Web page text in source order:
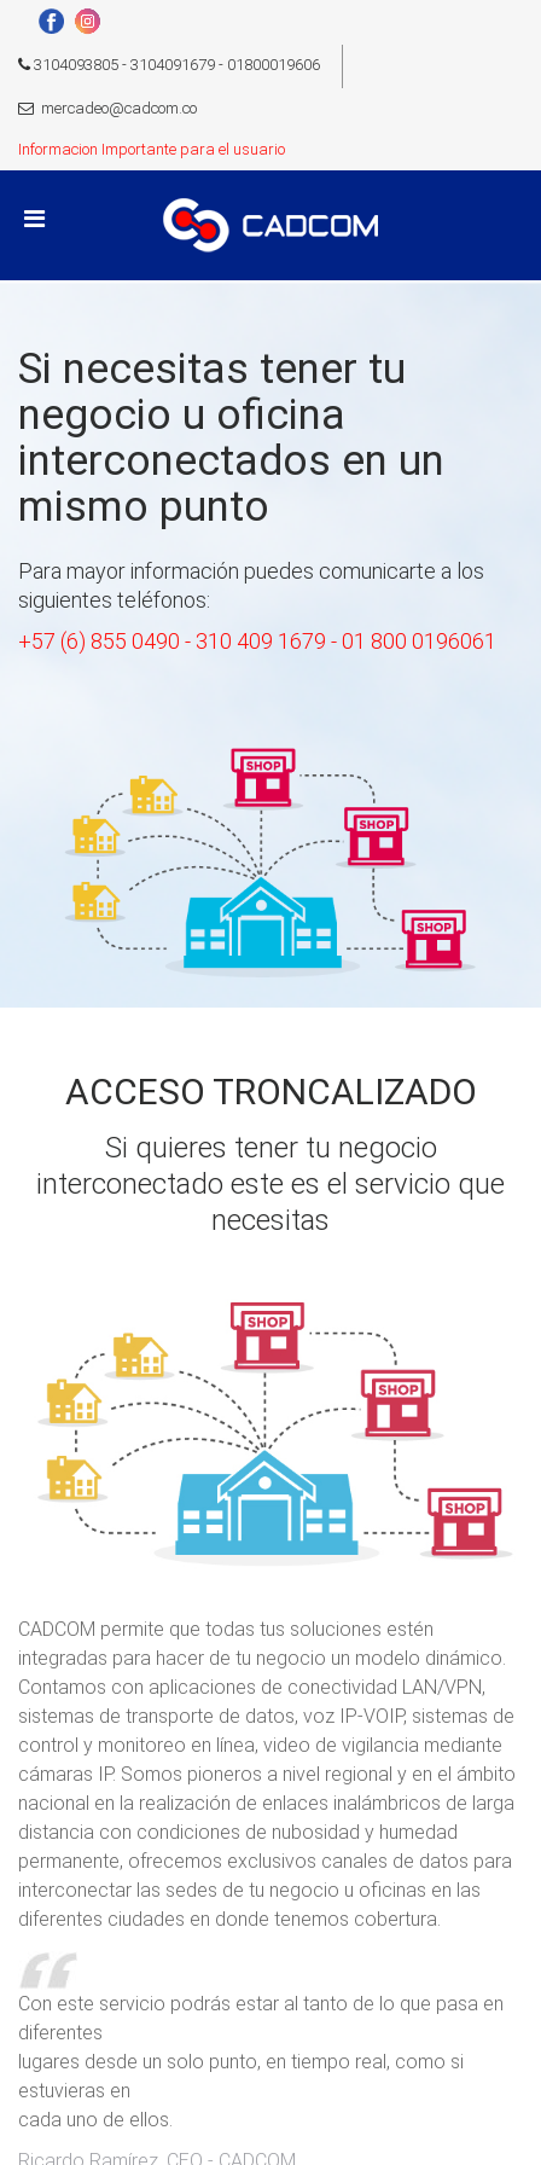
3104093805 - 3104091679 - 01800019606
mercadeo@cadcom.co
Informacion Importante para el usuario
Si necesitas tener tu
negocio u oficina
interconectados en un
mismo punto
Para mayor información puedes comunicarte a los
siguientes teléfonos:
+57 (6) 855 0490 - 310 409 1679 - 01 800 0196061
ACCESO TRONCALIZADO
Si quieres tener tu negocio
interconectado este es el servicio que
necesitas
CADCOM permite que todas tus soluciones estén
integradas para hacer de tu negocio un modelo dinámico.
Contamos con aplicaciones de conectividad LAN/VPN,
sistemas de transporte de datos, voz IP-VOIP, sistemas de
control y monitoreo en línea, video de vigilancia mediante
cámaras IP. Somos pioneros a nivel regional y en el ámbito
nacional en la realización de enlaces inalámbricos de larga
distancia con condiciones de nubosidad y humedad
permanente, ofrecemos exclusivos canales de datos para
interconectar las sedes de tu negocio u oficinas en las
diferentes ciudades en donde tenemos cobertura.
Con este servicio podrás estar al tanto de lo que pasa en
diferentes
lugares desde un solo punto, en tiempo real, como si
estuvieras en
cada uno de ellos.